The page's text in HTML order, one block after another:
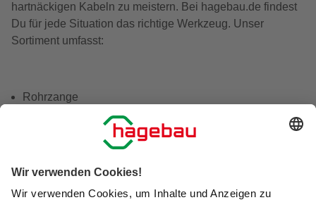
hartnäckigen Kabeln zu meistern. Bei hagebau.de findest
Du für jede Situation das richtige Werkzeug. Unser
Sortiment umfasst:
Rohrzange
Sprengringzange